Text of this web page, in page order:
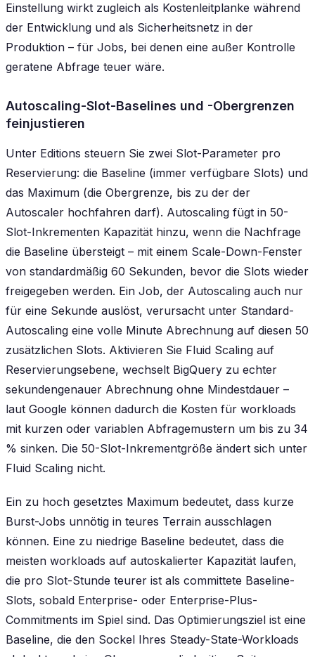
Einstellung wirkt zugleich als Kostenleitplanke während
der Entwicklung und als Sicherheitsnetz in der
Produktion – für Jobs, bei denen eine außer Kontrolle
geratene Abfrage teuer wäre.
Autoscaling-Slot-Baselines und -Obergrenzen
feinjustieren
Unter Editions steuern Sie zwei Slot-Parameter pro
Reservierung: die Baseline (immer verfügbare Slots) und
das Maximum (die Obergrenze, bis zu der der
Autoscaler hochfahren darf). Autoscaling fügt in 50-
Slot-Inkrementen Kapazität hinzu, wenn die Nachfrage
die Baseline übersteigt – mit einem Scale-Down-Fenster
von standardmäßig 60 Sekunden, bevor die Slots wieder
freigegeben werden. Ein Job, der Autoscaling auch nur
für eine Sekunde auslöst, verursacht unter Standard-
Autoscaling eine volle Minute Abrechnung auf diesen 50
zusätzlichen Slots. Aktivieren Sie Fluid Scaling auf
Reservierungsebene, wechselt BigQuery zu echter
sekundengenauer Abrechnung ohne Mindestdauer –
laut Google können dadurch die Kosten für workloads
mit kurzen oder variablen Abfragemustern um bis zu 34
% sinken. Die 50-Slot-Inkrementgröße ändert sich unter
Fluid Scaling nicht.
Ein zu hoch gesetztes Maximum bedeutet, dass kurze
Burst-Jobs unnötig in teures Terrain ausschlagen
können. Eine zu niedrige Baseline bedeutet, dass die
meisten workloads auf autoskalierter Kapazität laufen,
die pro Slot-Stunde teurer ist als committete Baseline-
Slots, sobald Enterprise- oder Enterprise-Plus-
Commitments im Spiel sind. Das Optimierungsziel ist eine
Baseline, die den Sockel Ihres Steady-State-Workloads